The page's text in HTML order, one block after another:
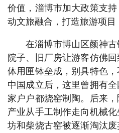
价值，淄博市加大政策支
动文旅融合，打造旅游项目
在淄博市博山区颜神
院子、旧厂房让游客仿佛
体用匣钵垒成，别具特色
中国成立后，这里曾拥有
家户户都烧窑制陶。后来
产业从手工制作走向机械
坊和柴烧古窑被逐渐淘汰